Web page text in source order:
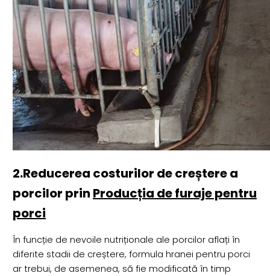
2.Reducerea costurilor de creștere a
porcilor prin Producția de furaje pentru
porci
În funcție de nevoile nutriționale ale porcilor aflați în
diferite stadii de creștere, formula hranei pentru porci
ar trebui, de asemenea, să fie modificată în timp